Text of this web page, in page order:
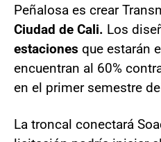
Peñalosa es crear
Ciudad de Cali. Los
estaciones que estarán
encuentran al 60%
en el primer semestre
La troncal conectará